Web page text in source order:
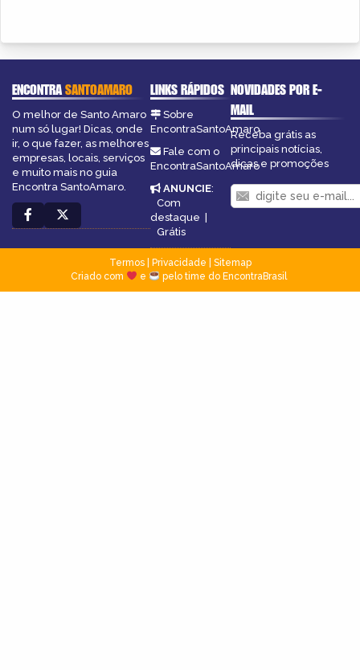
ENCONTRASANTOAMARO
O melhor de Santo Amaro
num só lugar! Dicas, onde
ir, o que fazer, as melhores
empresas, locais, serviços
e muito mais no guia
Encontra SantoAmaro.
LINKS RÁPIDOS
Sobre
EncontraSantoAmaro
Fale com o
EncontraSantoAmaro
ANUNCIE:
Com
destaque |
Grátis
NOVIDADES POR E-
MAIL
Receba grátis as
principais notícias,
dicas e promoções
Termos| Privacidade
Sitemap
Criado com
e pelo time do EncontraBrasil